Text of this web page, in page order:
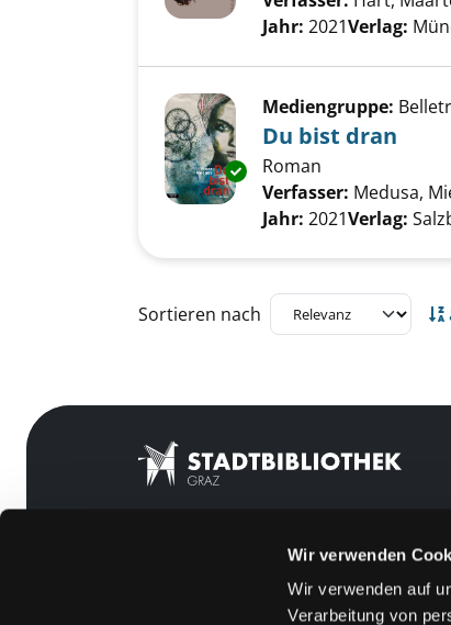
Wir verwenden
Wir verwenden auf
Verarbeitung von
Jahr: 2021Verlag:
Exemplar-Details von Du
Mediengruppe:
Du bist dran
Roman
Verfasser: Medusa,
Jahr: 2021Verlag:
Zu den Suchfiltern springen
Sortieren nach
Feedback
Kontakt